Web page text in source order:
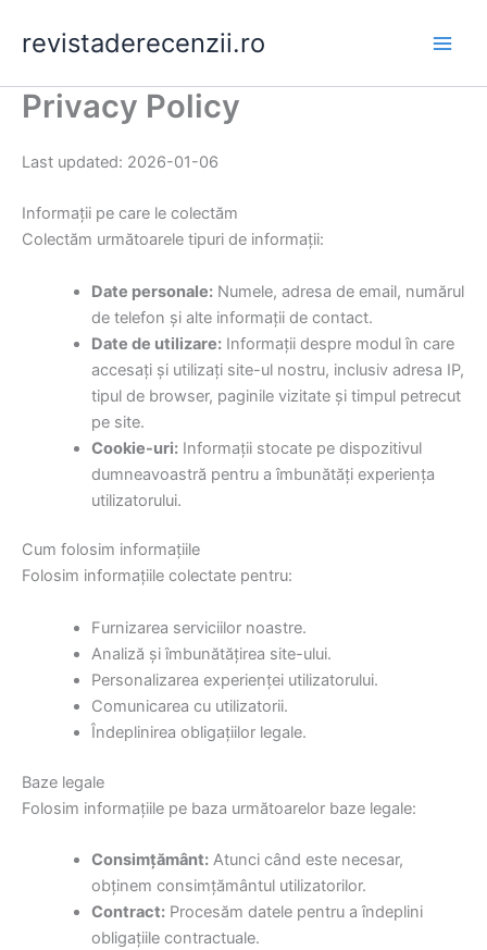
revistaderecenzii.ro
Privacy Policy
Last updated: 2026-01-06
Informații pe care le colectăm
Colectăm următoarele tipuri de informații:
Date personale:Numele, adresa de email, numărul
de telefon și alte informații de contact.
Date de utilizare:Informații despre modul în care
accesați și utilizați site-ul nostru, inclusiv adresa IP,
tipul de browser, paginile vizitate și timpul petrecut
pe site.
Cookie-uri:Informații stocate pe dispozitivul
dumneavoastră pentru a îmbunătăți experiența
utilizatorului.
Cum folosim informațiile
Folosim informațiile colectate pentru:
Furnizarea serviciilor noastre.
Analiză și îmbunătățirea site-ului.
Personalizarea experienței utilizatorului.
Comunicarea cu utilizatorii.
Îndeplinirea obligațiilor legale.
Baze legale
Folosim informațiile pe baza următoarelor baze legale:
Consimțământ:Atunci când este necesar,
obținem consimțământul utilizatorilor.
Contract:Procesăm datele pentru a îndeplini
obligațiile contractuale.